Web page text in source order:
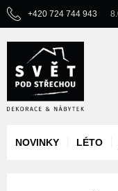
+420 724 744 943
NOVINKY LÉTO